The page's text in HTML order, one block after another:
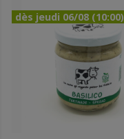
dès jeudi 06/08 (10:00)